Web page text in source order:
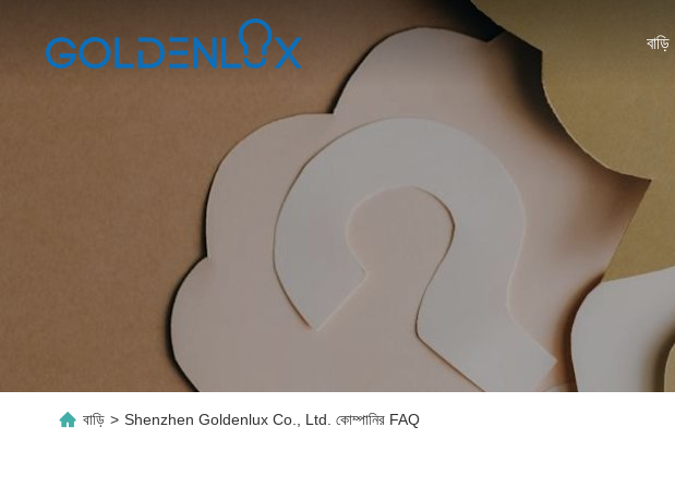
বাড়ি
বাড়ি > Shenzhen Goldenlux Co., Ltd. কোম্পানির FAQ